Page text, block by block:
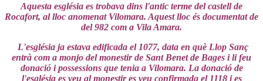
Aquesta església es trobava dins l'antic terme del castell de
Rocafort, al lloc anomenat Vilomara. Aquest lloc és documentat de
del 982 com a Vila Amara.
L'església ja estava edificada el 1077, data en què Llop Sanç
entrà com a monjo del monestir de Sant Benet de Bages i li feu
donació i possessions que tenia a Vilomara. La donació de
l'església es veu al monestir es veu confirmada el 1118 i es